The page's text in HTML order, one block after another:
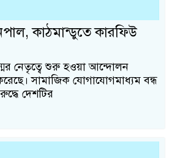
কাঠমান্ডুতে কারফিউ
নেতৃত্বে শুরু হওয়া আন্দোলন
সামাজিক যোগাযোগমাধ্যম বন্ধ
দেশটির